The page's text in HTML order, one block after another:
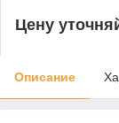
Цену
Описание